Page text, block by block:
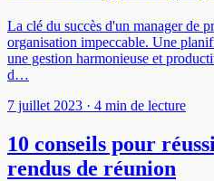
La clé du succès d'un manager de
organisation impeccable. Une
une gestion harmonieuse et
d…
7 juillet 2023 · 4 min de lecture
10 conseils pour
rendus de réunion